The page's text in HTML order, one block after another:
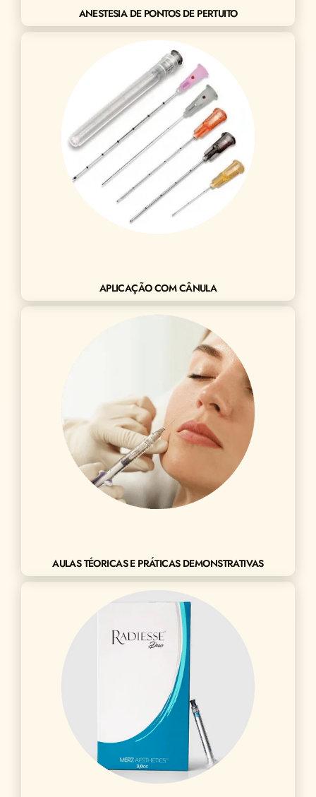
ANESTESIA DE PONTOS DE PERTUITO
APLICAÇÃO COM CÂNULA
AULAS TÉORICAS E PRÁTICAS DEMONSTRATIVAS